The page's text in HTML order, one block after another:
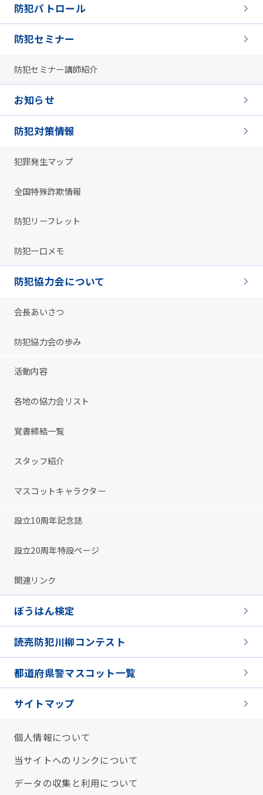
防犯パトロール
防犯セミナー
防犯セミナー講師紹介
お知らせ
防犯対策情報
犯罪発生マップ
全国特殊詐欺情報
防犯リーフレット
防犯一口メモ
防犯協力会について
会長あいさつ
防犯協力会の歩み
活動内容
各地の協力会リスト
覚書締結一覧
スタッフ紹介
マスコットキャラクター
設立10周年記念誌
設立20周年特設ページ
関連リンク
ぼうはん検定
読売防犯川柳コンテスト
都道府県警マスコット一覧
サイトマップ
個人情報について
当サイトへのリンクについて
データの収集と利用について